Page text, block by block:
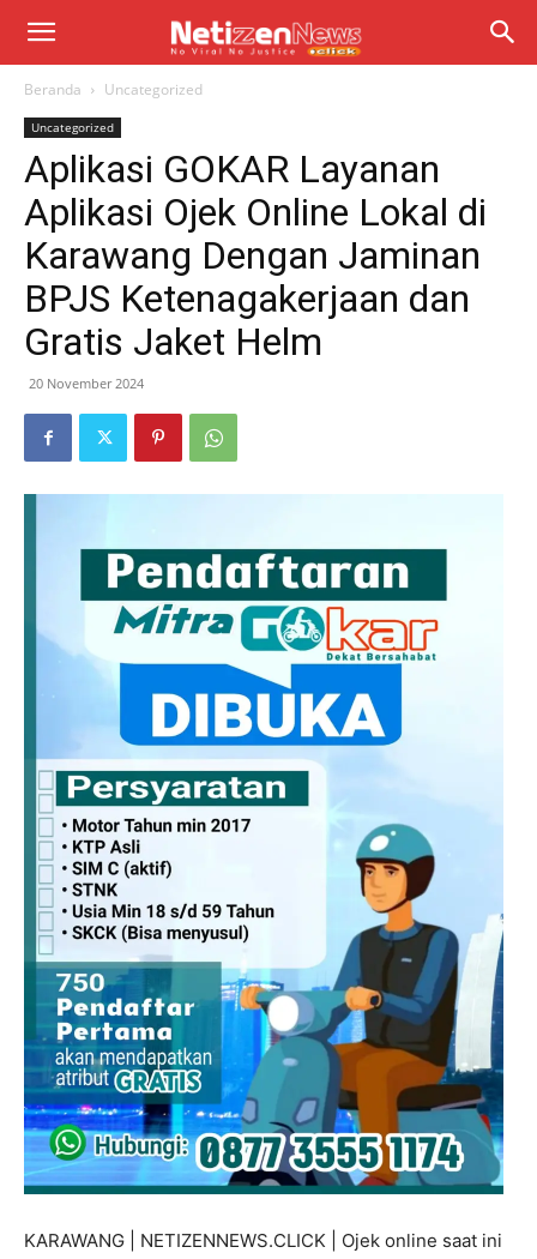
Beranda Uncategorized
Uncategorized
Aplikasi GOKAR Layanan
Aplikasi Ojek Online Lokal di
Karawang Dengan Jaminan
BPJS Ketenagakerjaan dan
Gratis Jaket Helm
20 November 2024
KARAWANG | NETIZENNEWS.CLICK | Ojek online saat ini